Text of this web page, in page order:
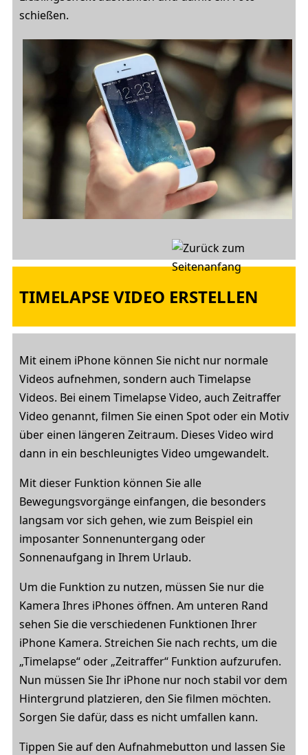
schießen.
TIMELAPSE VIDEO ERSTELLEN
Mit einem iPhone können Sie nicht nur normale
Videos aufnehmen, sondern auch Timelapse
Videos. Bei einem Timelapse Video, auch Zeitraffer
Video genannt, filmen Sie einen Spot oder ein Motiv
über einen längeren Zeitraum. Dieses Video wird
dann in ein beschleunigtes Video umgewandelt.
Mit dieser Funktion können Sie alle
Bewegungsvorgänge einfangen, die besonders
langsam vor sich gehen, wie zum Beispiel ein
imposanter Sonnenuntergang oder
Sonnenaufgang in Ihrem Urlaub.
Um die Funktion zu nutzen, müssen Sie nur die
Kamera Ihres iPhones öffnen. Am unteren Rand
sehen Sie die verschiedenen Funktionen Ihrer
iPhone Kamera. Streichen Sie nach rechts, um die
„Timelapse“ oder „Zeitraffer“ Funktion aufzurufen.
Nun müssen Sie Ihr iPhone nur noch stabil vor dem
Hintergrund platzieren, den Sie filmen möchten.
Sorgen Sie dafür, dass es nicht umfallen kann.
Tippen Sie auf den Aufnahmebutton und lassen Sie